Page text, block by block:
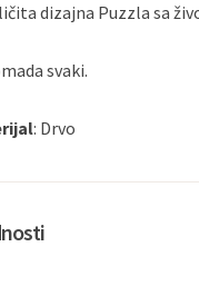
dizajna Puzzla sa
svaki.
: Drvo